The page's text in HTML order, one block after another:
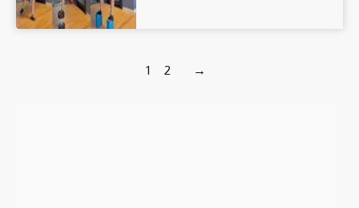
1 2 →